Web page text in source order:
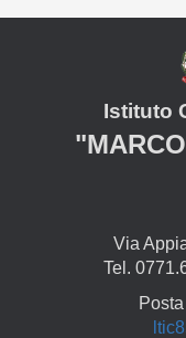
Istituto
Via
Tel.